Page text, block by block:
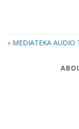
« MEDIATEKA AUDIO